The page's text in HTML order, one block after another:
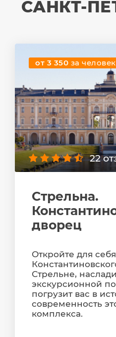
САНКТ-
от 3 350 за
22
Стрельна.
дворец
Откройте для
Стрельне,
экскурсионной
погрузит вас в
современность
комплекса.